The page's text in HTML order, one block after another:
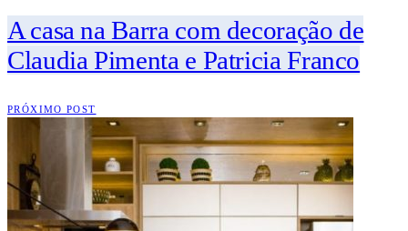
A casa na Barra com decoração de
Claudia Pimenta e Patricia Franco
PRÓXIMO POST